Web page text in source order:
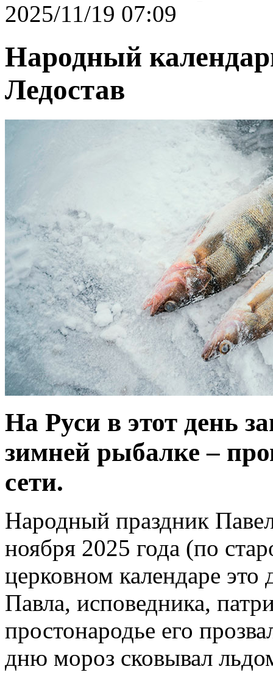
2025/11/19 07:09
Народный
Ледостав
На Руси в этот день
зимней рыбалке –
сети.
Народный праздник
ноября 2025 года (по
церковном календаре это
Павла, исповедника,
простонародье его
дню мороз сковывал